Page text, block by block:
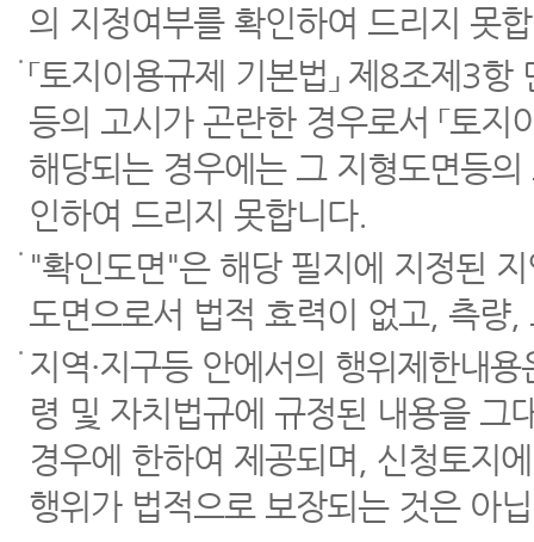
의 지정여부를 확인하여 드리지 못
「토지이용규제 기본법」 제8조제3
등의 고시가 곤란한 경우로서 「토
해당되는 경우에는 그 지형도면등
인하여 드리지 못합니다.
"확인도면"은 해당 필지에 지정된
도면으로서 법적 효력이 없고, 측량
지역·지구등 안에서의 행위제한내
령 및 자치법규에 규정된 내용을 그
경우에 한하여 제공되며, 신청토지
행위가 법적으로 보장되는 것은 아